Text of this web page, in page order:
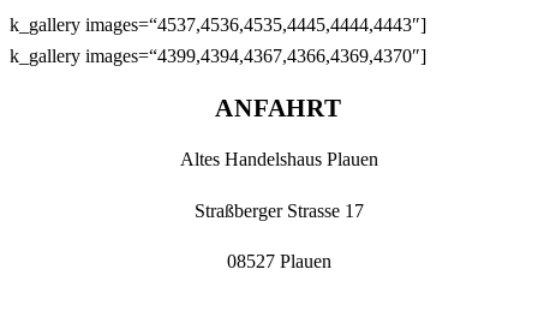
Zum
Inhalt
images=“4537,4536,4535,4445,4444,4443″]
images=“4399,4394,4367,4366,4369,4370″]
ANFAHRT
Altes Handelshaus Plauen
Straßberger Strasse 17
08527 Plauen